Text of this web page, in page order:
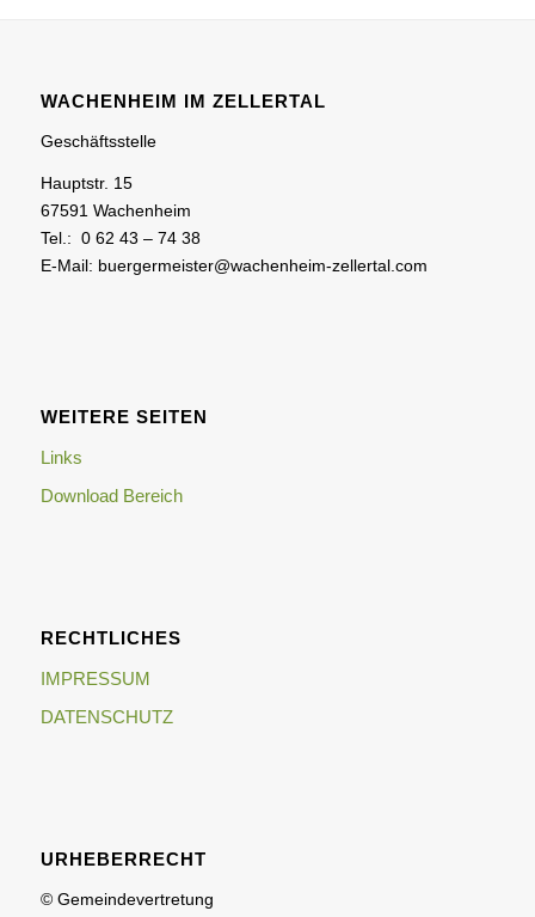
WACHENHEIM IM ZELLERTAL
Geschäftsstelle
Hauptstr. 15
67591 Wachenheim
Tel.: 0 62 43 – 74 38
E-Mail: buergermeister@wachenheim-zellertal.com
WEITERE SEITEN
Links
Download Bereich
RECHTLICHES
IMPRESSUM
DATENSCHUTZ
URHEBERRECHT
© Gemeindevertretung